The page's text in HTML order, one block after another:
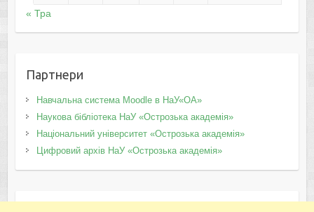
« Тра
Партнери
Навчальна система Moodle в НаУ«ОА»
Наукова бібліотека НаУ «Острозька академія»
Національний університет «Острозька академія»
Цифровий архів НаУ «Острозька академія»